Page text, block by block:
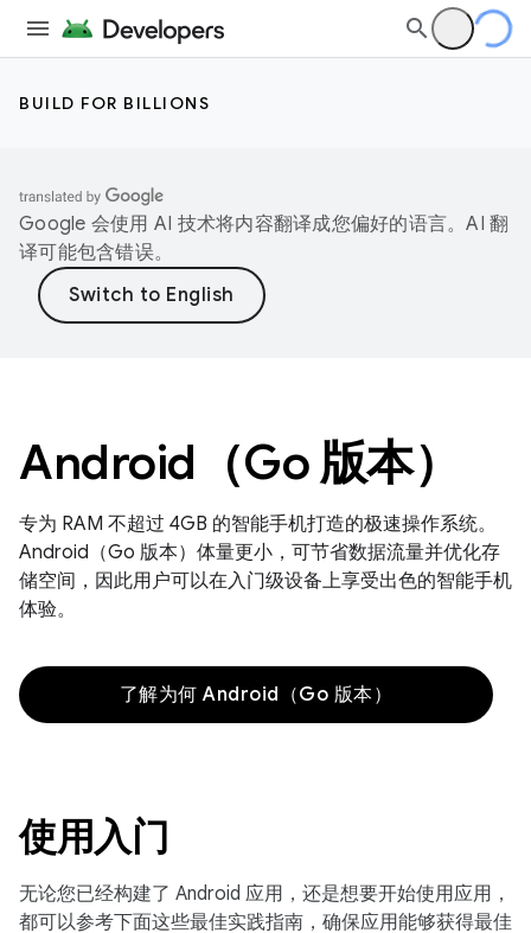
BUILD FOR BILLIONS
Google 会使用 AI 技术将内容翻译成您偏好的语言。AI 翻
译可能包含错误。
Android（Go 版本）
专为 RAM 不超过 4GB 的智能手机打造的极速操作系统。
Android（Go 版本）体量更小，可节省数据流量并优化存
储空间，因此用户可以在入门级设备上享受出色的智能手机
体验。
了解为何 Android（Go 版本）
使用入门
无论您已经构建了 Android 应用，还是想要开始使用应用，
都可以参考下面这些最佳实践指南，确保应用能够获得最佳